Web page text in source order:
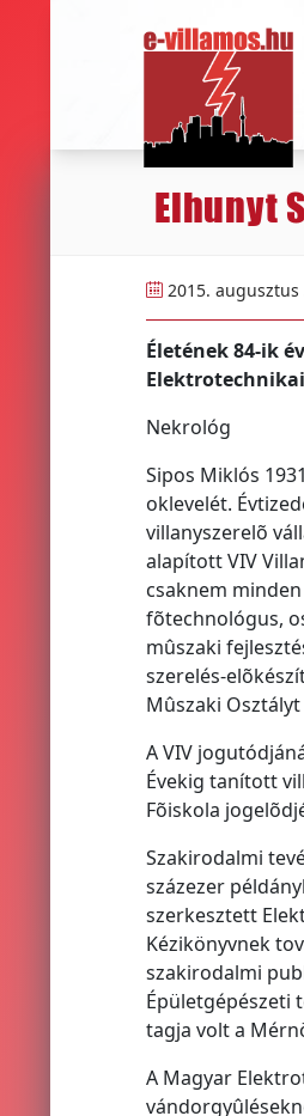
Elhunyt
2015. augusztus
Életének 84-ik
Nekrológ
Sipos Miklós
oklevelét.
villanyszerelõ
alapított VIV
csaknem
fõtechnológus,
mûszaki
szerelés-
Mûszaki
A VIV
Évekig tanított
Fõiskola
Szakirodalmi
százezer
szerkesztett
Kézikönyvnek
szakirodalmi
Épületgépészeti
tagja volt a
A Magyar